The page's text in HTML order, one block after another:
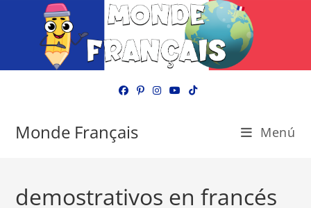
Monde Français Menú
demostrativos en francés